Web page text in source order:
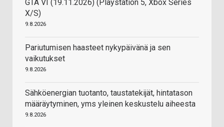
GTA VI (19.11.2026) (Playstation 5, Xbox Series
X/S)
9.8.2026
Pariutumisen haasteet nykypäivänä ja sen
vaikutukset
9.8.2026
Sähköenergian tuotanto, taustatekijät, hintatason
määräytyminen, yms yleinen keskustelu aiheesta
9.8.2026